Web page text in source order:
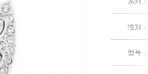
性别：
型号：